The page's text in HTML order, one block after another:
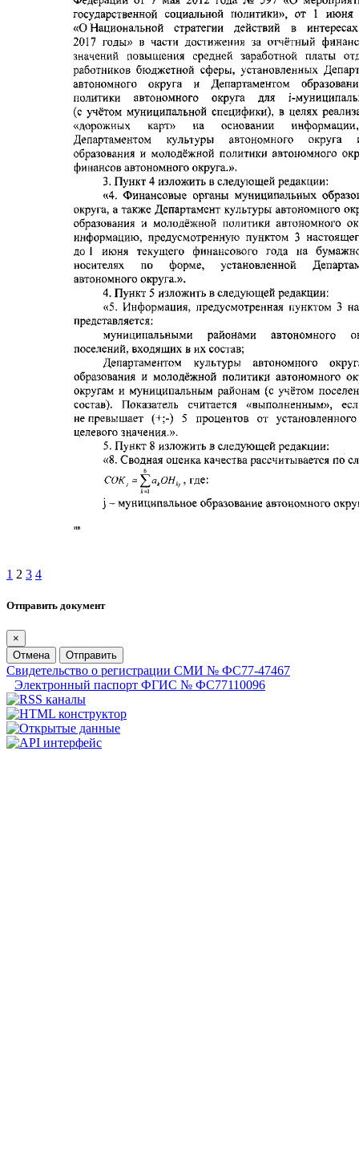
1 2 3 4
Отправить документ
×
Отмена
Отправить
Свидетельство о регистрации СМИ № ФС77-47467
Электронный паспорт ФГИС № ФС77110096